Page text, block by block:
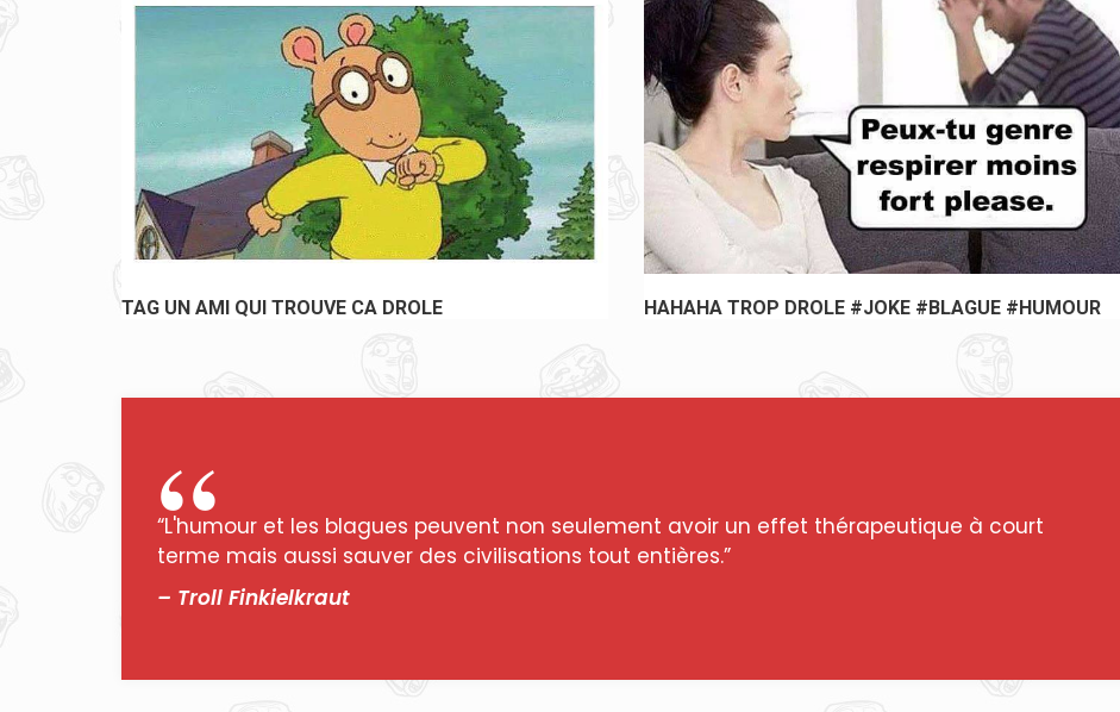
HAHAHA TROP DROLE #JOKE #BLAGUE #HUMOUR 😂😂😂😂😂 #JOKE #BLAGUE #HUMOUR
“L'humour et les blagues peuvent non seulement avoir un effet thérapeutique à court
terme mais aussi sauver des civilisations tout entières.”
– Troll Finkielkraut